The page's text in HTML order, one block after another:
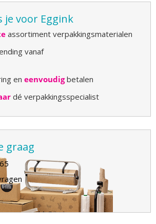
je voor Eggink
assortiment verpakkingsmaterialen
vanaf
en eenvoudigbetalen
dé verpakkingsspecialist
graag